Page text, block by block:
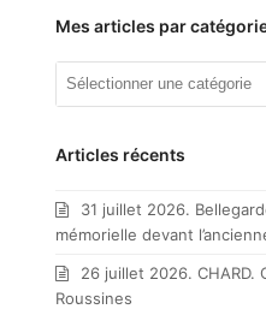
Mes articles par
Mes
catégorie
Articles récents
31 juillet 2026.
mémorielle devant
26 juillet 2026. CHARD.
Roussines